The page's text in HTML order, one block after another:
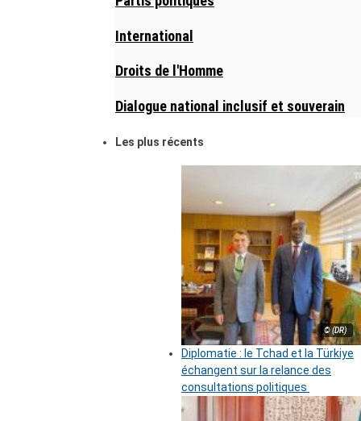
International
Droits de l'Homme
Dialogue national inclusif et souverain
Les plus récents
© (DR)
Diplomatie : le Tchad et la Türkiye
échangent sur la relance des
consultations politiques